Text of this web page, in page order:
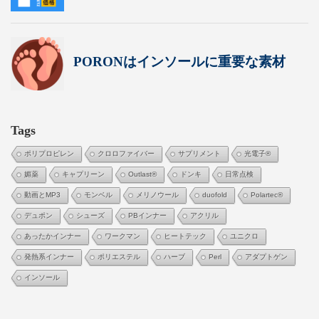
Tags
ポリプロピレン クロロファイバー サプリメント 光電子®
媚薬 キャプリーン Outlast® ドンキ 日常点検
動画とMP3 モンベル メリノウール duofold Polartec®
デュポン シューズ PBインナー アクリル
あったかインナー ワークマン ヒートテック ユニクロ
発熱系インナー ポリエステル ハーブ Perl アダプトゲン
インソール